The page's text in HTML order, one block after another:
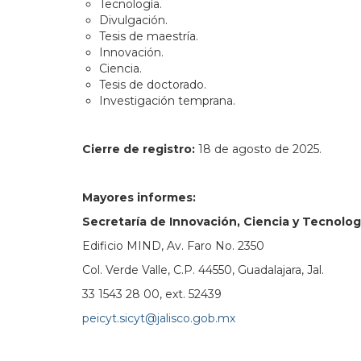
Tecnología.
Divulgación.
Tesis de maestría.
Innovación.
Ciencia.
Tesis de doctorado.
Investigación temprana.
Cierre de registro: 18 de agosto de 2025.
Mayores informes:
Secretaría de Innovación, Ciencia y
Edificio MIND, Av. Faro No. 2350
Col. Verde Valle, C.P. 44550, Guadalajara, Jal.
33 1543 28 00, ext. 52439
peicyt.sicyt@jalisco.gob.mx